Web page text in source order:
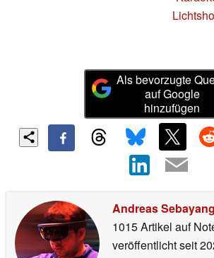
Als bevorzugte
auf Google
hinzufügen
Andreas Sebayang
1015 Artikel auf
veröffentlichtseit